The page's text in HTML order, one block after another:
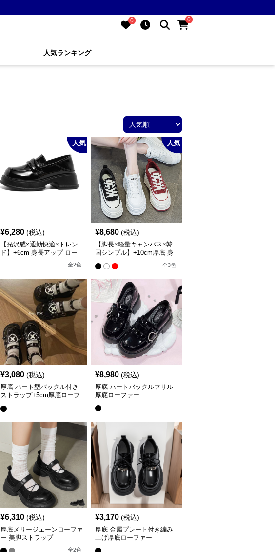
0 0
人気ランキング
人気
¥6,280 (税込)
【光沢感×通勤快適×トレン
ド】+6cm 身長アップ ロー
全2色
人気
¥8,680 (税込)
【脚長×軽量キャンバス×韓
国シンプル】+10cm厚底 身
全3色
¥3,080 (税込)
厚底 ハート型バックル付き
ストラップ+5cm厚底ローフ
¥8,980 (税込)
厚底 ハートバックルフリル
厚底ローファー
¥6,310 (税込)
厚底メリージェーンローファ
ー 美脚ストラップ
全2色
¥3,170 (税込)
厚底 金属プレート付き編み
上げ厚底ローファー